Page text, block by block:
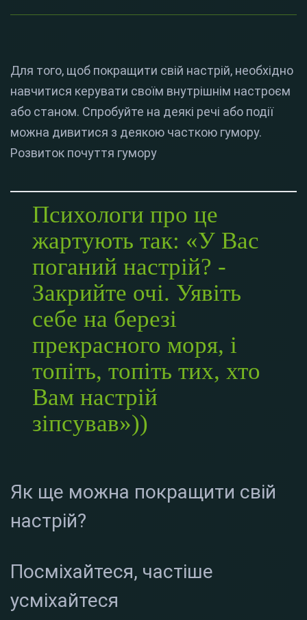
Для того, щоб покращити свій настрій, необхідно
навчитися керувати своїм внутрішнім настроєм
або станом. Спробуйте на деякі речі або події
можна дивитися з деякою часткою гумору.
Розвиток почуття гумору
Психологи про це
жартують так: «У Вас
поганий настрій? -
Закрийте очі. Уявіть
себе на березі
прекрасного моря, і
топіть, топіть тих, хто
Вам настрій
зіпсував»))
Як ще можна покращити свій
настрій?
Посміхайтеся, частіше
усміхайтеся